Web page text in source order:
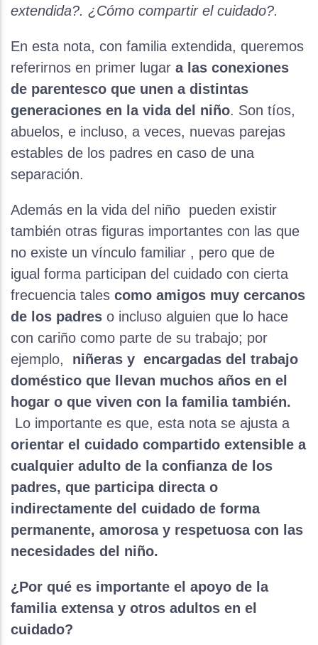
extendida?. ¿Cómo compartir el cuidado?.
En esta nota, con familia extendida, queremos
referirnos en primer lugar a las conexiones
de parentesco que unen a distintas
generaciones en la vida del niño. Son tíos,
abuelos, e incluso, a veces, nuevas parejas
estables de los padres en caso de una
separación.
Además en la vida del niño pueden existir
también otras figuras importantes con las que
no existe un vínculo familiar , pero que de
igual forma participan del cuidado con cierta
frecuencia tales como amigos muy cercanos
de los padres o incluso alguien que lo hace
con cariño como parte de su trabajo; por
ejemplo, niñeras y encargadas del trabajo
doméstico que llevan muchos años en el
hogar o que viven con la familia también.
Lo importante es que, esta nota se ajusta a
orientar el cuidado compartido extensible a
cualquier adulto de la confianza de los
padres, que participa directa o
indirectamente del cuidado de forma
permanente, amorosa y respetuosa con las
necesidades del niño.
¿Por qué es importante el apoyo de la
familia extensa y otros adultos en el
cuidado?